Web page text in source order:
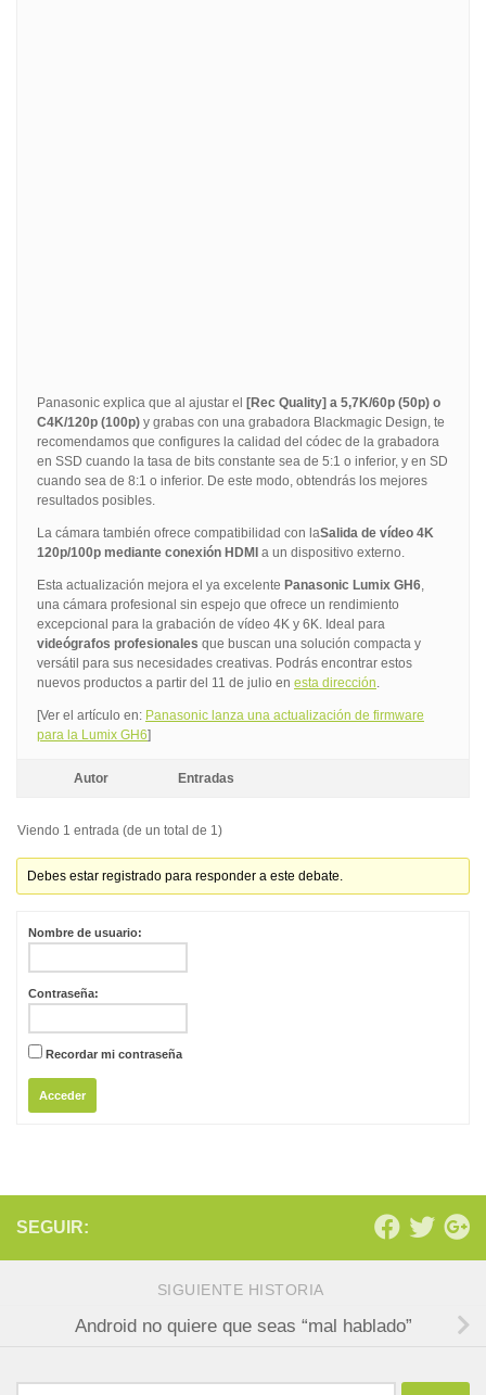
Panasonic explica que al ajustar el
[Rec Quality] a 5,7K/60p (50p) o
C4K/120p (100p) y grabas con una grabadora Blackmagic Design, te
recomendamos que configures la calidad del códec de la grabadora
en SSD cuando la tasa de bits constante sea de 5:1 o inferior, y en SD
cuando sea de 8:1 o inferior. De este modo, obtendrás los mejores
resultados posibles.
La cámara también ofrece compatibilidad con laSalida de vídeo 4K
120p/100p mediante conexión HDMI a un dispositivo externo.
Esta actualización mejora el ya excelente Panasonic Lumix GH6,
una cámara profesional sin espejo que ofrece un rendimiento
excepcional para la grabación de vídeo 4K y 6K. Ideal para
videógrafos profesionales que buscan una solución compacta y
versátil para sus necesidades creativas. Podrás encontrar estos
nuevos productos a partir del 11 de julio en esta dirección.
[Ver el artículo en: Panasonic lanza una actualización de firmware
para la Lumix GH6]
Autor Entradas
Viendo 1 entrada (de un total de 1)
Debes estar registrado para responder a este debate.
Nombre de usuario:
Contraseña:
Recordar mi contraseña
Acceder
SEGUIR:
SIGUIENTE HISTORIA
Android no quiere que seas “mal hablado”